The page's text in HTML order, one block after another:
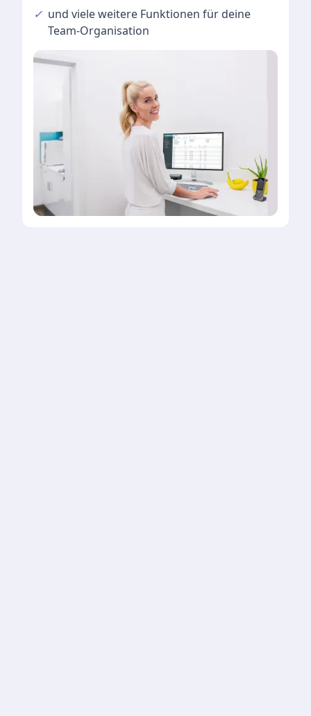
✓ und vieleweitere Funktionen für deine
Team-Organisation